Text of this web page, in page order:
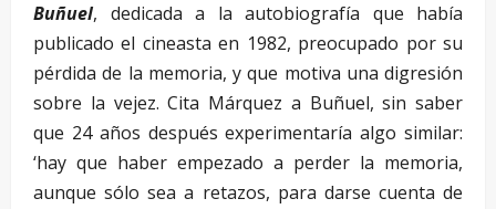
Buñuel, dedicada a la autobiografía que había
publicado el cineasta en 1982, preocupado por su
pérdida de la memoria, y que motiva una digresión
sobre la vejez. Cita Márquez a Buñuel, sin saber
que 24 años después experimentaría algo similar:
‘hay que haber empezado a perder la memoria,
aunque sólo sea a retazos, para darse cuenta de